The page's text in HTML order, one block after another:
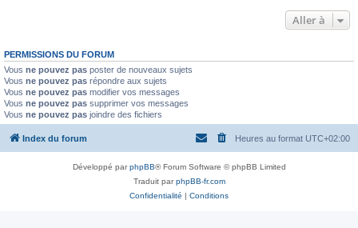
Aller à
PERMISSIONS DU FORUM
Vous ne pouvez pas poster de nouveaux sujets
Vous ne pouvez pas répondre aux sujets
Vous ne pouvez pas modifier vos messages
Vous ne pouvez pas supprimer vos messages
Vous ne pouvez pas joindre des fichiers
Index du forum Heures au format UTC+02:00
Développé parphpBB® Forum Software © phpBB Limited
Traduit parphpBB-fr.com
Confidentialité | Conditions